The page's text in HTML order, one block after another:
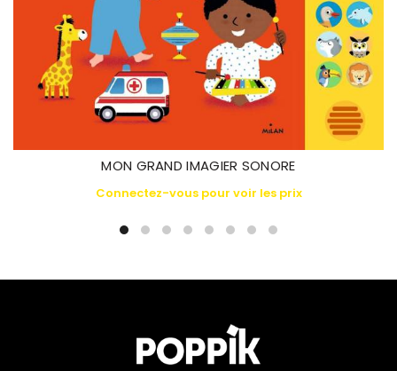
MON GRAND IMAGIER SONORE
Connectez-vous pour voir les prix